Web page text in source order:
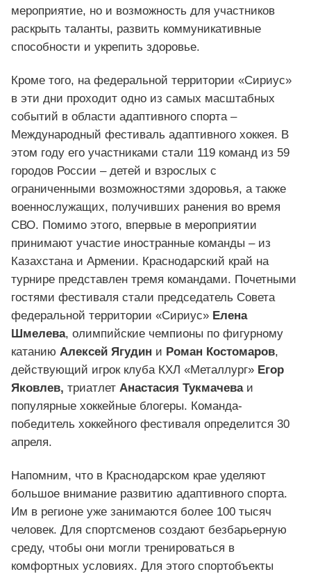
мероприятие, но и возможность для участников
раскрыть таланты, развить коммуникативные
способности и укрепить здоровье.
Кроме того, на федеральной территории «Сириус»
в эти дни проходит одно из самых масштабных
событий в области адаптивного спорта –
Международный фестиваль адаптивного хоккея. В
этом году его участниками стали 119 команд из 59
городов России – детей и взрослых с
ограниченными возможностями здоровья, а также
военнослужащих, получивших ранения во время
СВО. Помимо этого, впервые в мероприятии
принимают участие иностранные команды – из
Казахстана и Армении. Краснодарский край на
турнире представлен тремя командами. Почетными
гостями фестиваля стали председатель Совета
федеральной территории «Сириус» Елена
Шмелева, олимпийские чемпионы по фигурному
катанию Алексей Ягудин и Роман Костомаров,
действующий игрок клуба КХЛ «Металлург» Егор
Яковлев, триатлет Анастасия Тукмачеваи
популярные хоккейные блогеры. Команда-
победитель хоккейного фестиваля определится 30
апреля.
Напомним, что в Краснодарском крае уделяют
большое внимание развитию адаптивного спорта.
Им в регионе уже занимаются более 100 тысяч
человек. Для спортсменов создают безбарьерную
среду, чтобы они могли тренироваться в
комфортных условиях. Для этого спортобъекты